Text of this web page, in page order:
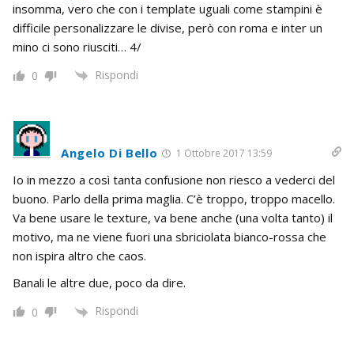
insomma, vero che con i template uguali come stampini è
difficile personalizzare le divise, però con roma e inter un
mino ci sono riusciti… 4/
0 Rispondi
Angelo Di Bello 1 Ottobre 2017 13:59
Io in mezzo a così tanta confusione non riesco a vederci del
buono. Parlo della prima maglia. C’è troppo, troppo macello.
Va bene usare le texture, va bene anche (una volta tanto) il
motivo, ma ne viene fuori una sbriciolata bianco-rossa che
non ispira altro che caos.
Banali le altre due, poco da dire.
0 Rispondi